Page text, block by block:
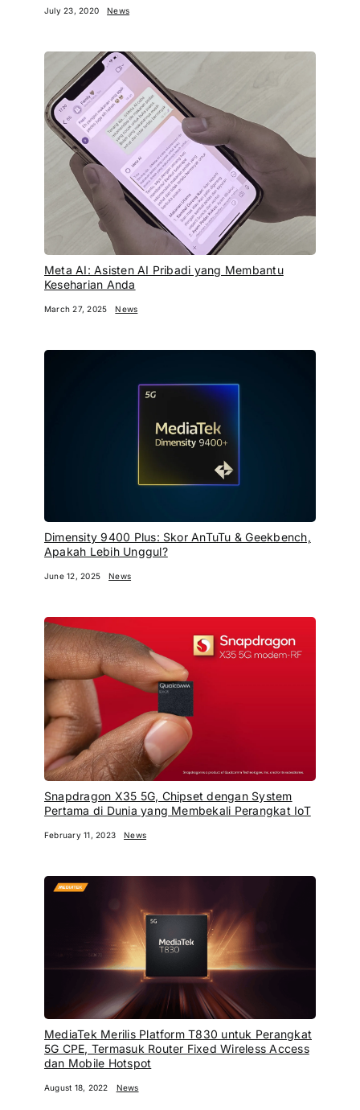
July 23, 2020 News
Meta AI: Asisten AI Pribadi yang Membantu
Keseharian Anda
March 27, 2025 News
Dimensity 9400 Plus: Skor AnTuTu & Geekbench,
Apakah Lebih Unggul?
June 12, 2025 News
Snapdragon X35 5G, Chipset dengan System
Pertama di Dunia yang Membekali Perangkat IoT
February 11, 2023 News
MediaTek Merilis Platform T830 untuk Perangkat
5G CPE, Termasuk Router Fixed Wireless Access
dan Mobile Hotspot
August 18, 2022 News